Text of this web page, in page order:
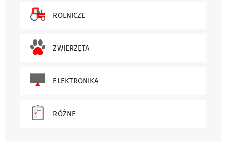
ROLNICZE
ZWIERZĘTA
ELEKTRONIKA
RÓŻNE